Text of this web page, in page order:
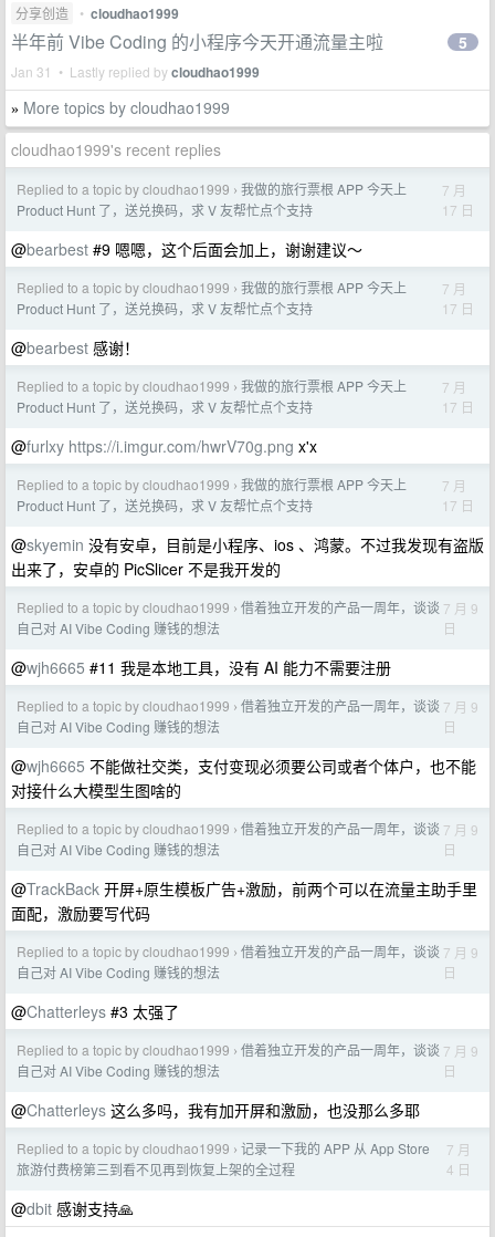
分享创造 • cloudhao1999
半年前 Vibe Coding 的小程序今天开通流量主啦
Jan 31 • Lastly replied bycloudhao1999
5
» More topics by cloudhao1999
cloudhao1999's recent replies
Replied to a topic by cloudhao1999 › 我做的旅行票根 APP 今天上
Product Hunt 了，送兑换码，求 V 友帮忙点个支持
7 月
17 日
@bearbest #9 嗯嗯，这个后面会加上，谢谢建议～
Replied to a topic by cloudhao1999 › 我做的旅行票根 APP 今天上
Product Hunt 了，送兑换码，求 V 友帮忙点个支持
7 月
17 日
@bearbest 感谢！
Replied to a topic by cloudhao1999 › 我做的旅行票根 APP 今天上
Product Hunt 了，送兑换码，求 V 友帮忙点个支持
7 月
17 日
@furlxy https://i.imgur.com/hwrV70g.png x'x
Replied to a topic by cloudhao1999 › 我做的旅行票根 APP 今天上
Product Hunt 了，送兑换码，求 V 友帮忙点个支持
7 月
17 日
@skyemin 没有安卓，目前是小程序、ios 、鸿蒙。不过我发现有盗版
出来了，安卓的 PicSlicer 不是我开发的
Replied to a topic by cloudhao1999 › 借着独立开发的产品一周年，谈谈
自己对 AI Vibe Coding 赚钱的想法
7 月 9
日
@wjh6665 #11 我是本地工具，没有 AI 能力不需要注册
Replied to a topic by cloudhao1999 › 借着独立开发的产品一周年，谈谈
自己对 AI Vibe Coding 赚钱的想法
7 月 9
日
@wjh6665 不能做社交类，支付变现必须要公司或者个体户，也不能
对接什么大模型生图啥的
Replied to a topic by cloudhao1999 › 借着独立开发的产品一周年，谈谈
自己对 AI Vibe Coding 赚钱的想法
7 月 9
日
@TrackBack 开屏+原生模板广告+激励，前两个可以在流量主助手里
面配，激励要写代码
Replied to a topic by cloudhao1999 › 借着独立开发的产品一周年，谈谈
自己对 AI Vibe Coding 赚钱的想法
7 月 9
日
@Chatterleys #3 太强了
Replied to a topic by cloudhao1999 › 借着独立开发的产品一周年，谈谈
自己对 AI Vibe Coding 赚钱的想法
7 月 9
日
@Chatterleys 这么多吗，我有加开屏和激励，也没那么多耶
Replied to a topic by cloudhao1999 › 记录一下我的 APP 从 App Store
旅游付费榜第三到看不见再到恢复上架的全过程
7 月
4 日
@dbit 感谢支持🙏